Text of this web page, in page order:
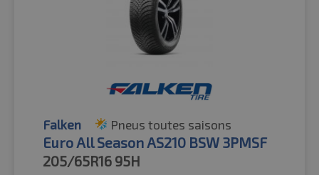
Falken Pneus toutes saisons
Euro All Season AS210 BSW 3PMSF
205/65R16 95H